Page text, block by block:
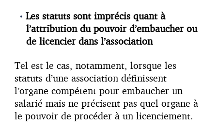
Les statuts sont imprécis quant à
l’attribution du pouvoir d’embaucher ou
de licencier dans l’association
Tel est le cas, notamment, lorsque les
statuts d’une association définissent
l’organe compétent pour embaucher un
salarié mais ne précisent pas quel organe à
le pouvoir de procéder à un licenciement.